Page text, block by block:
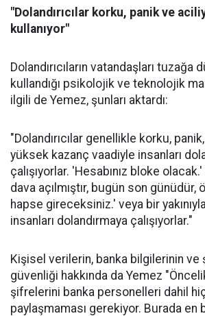
"Dolandırıcılar korku, panik ve
kullanıyor"
Dolandırıcıların vatandaşları tuzağa
kullandığı psikolojik ve teknolojik
ilgili de Yemez, şunları aktardı:
"Dolandırıcılar genellikle korku,
yüksek kazanç vaadiyle insanları
çalışıyorlar. 'Hesabınız bloke
dava açılmıştır, bugün son günüdür,
hapse gireceksiniz.' veya bir
insanları dolandırmaya çalışıyorlar."
Kişisel verilerin, banka bilgilerinin ve
güvenliği hakkında da Yemez
şifrelerini banka personelleri dahil
paylaşmaması gerekiyor. Burada en